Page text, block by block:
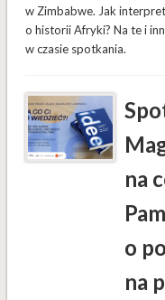
w Zimbabwe. Jak
o historii Afryki? Na te i
w czasie spotkania.
na
o
na